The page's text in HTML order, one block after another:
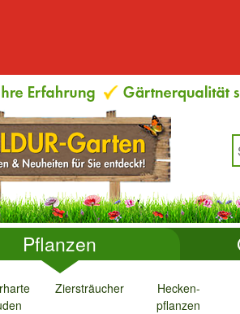
Pflanzen
Ziersträucher
Hecken-
pflanzen